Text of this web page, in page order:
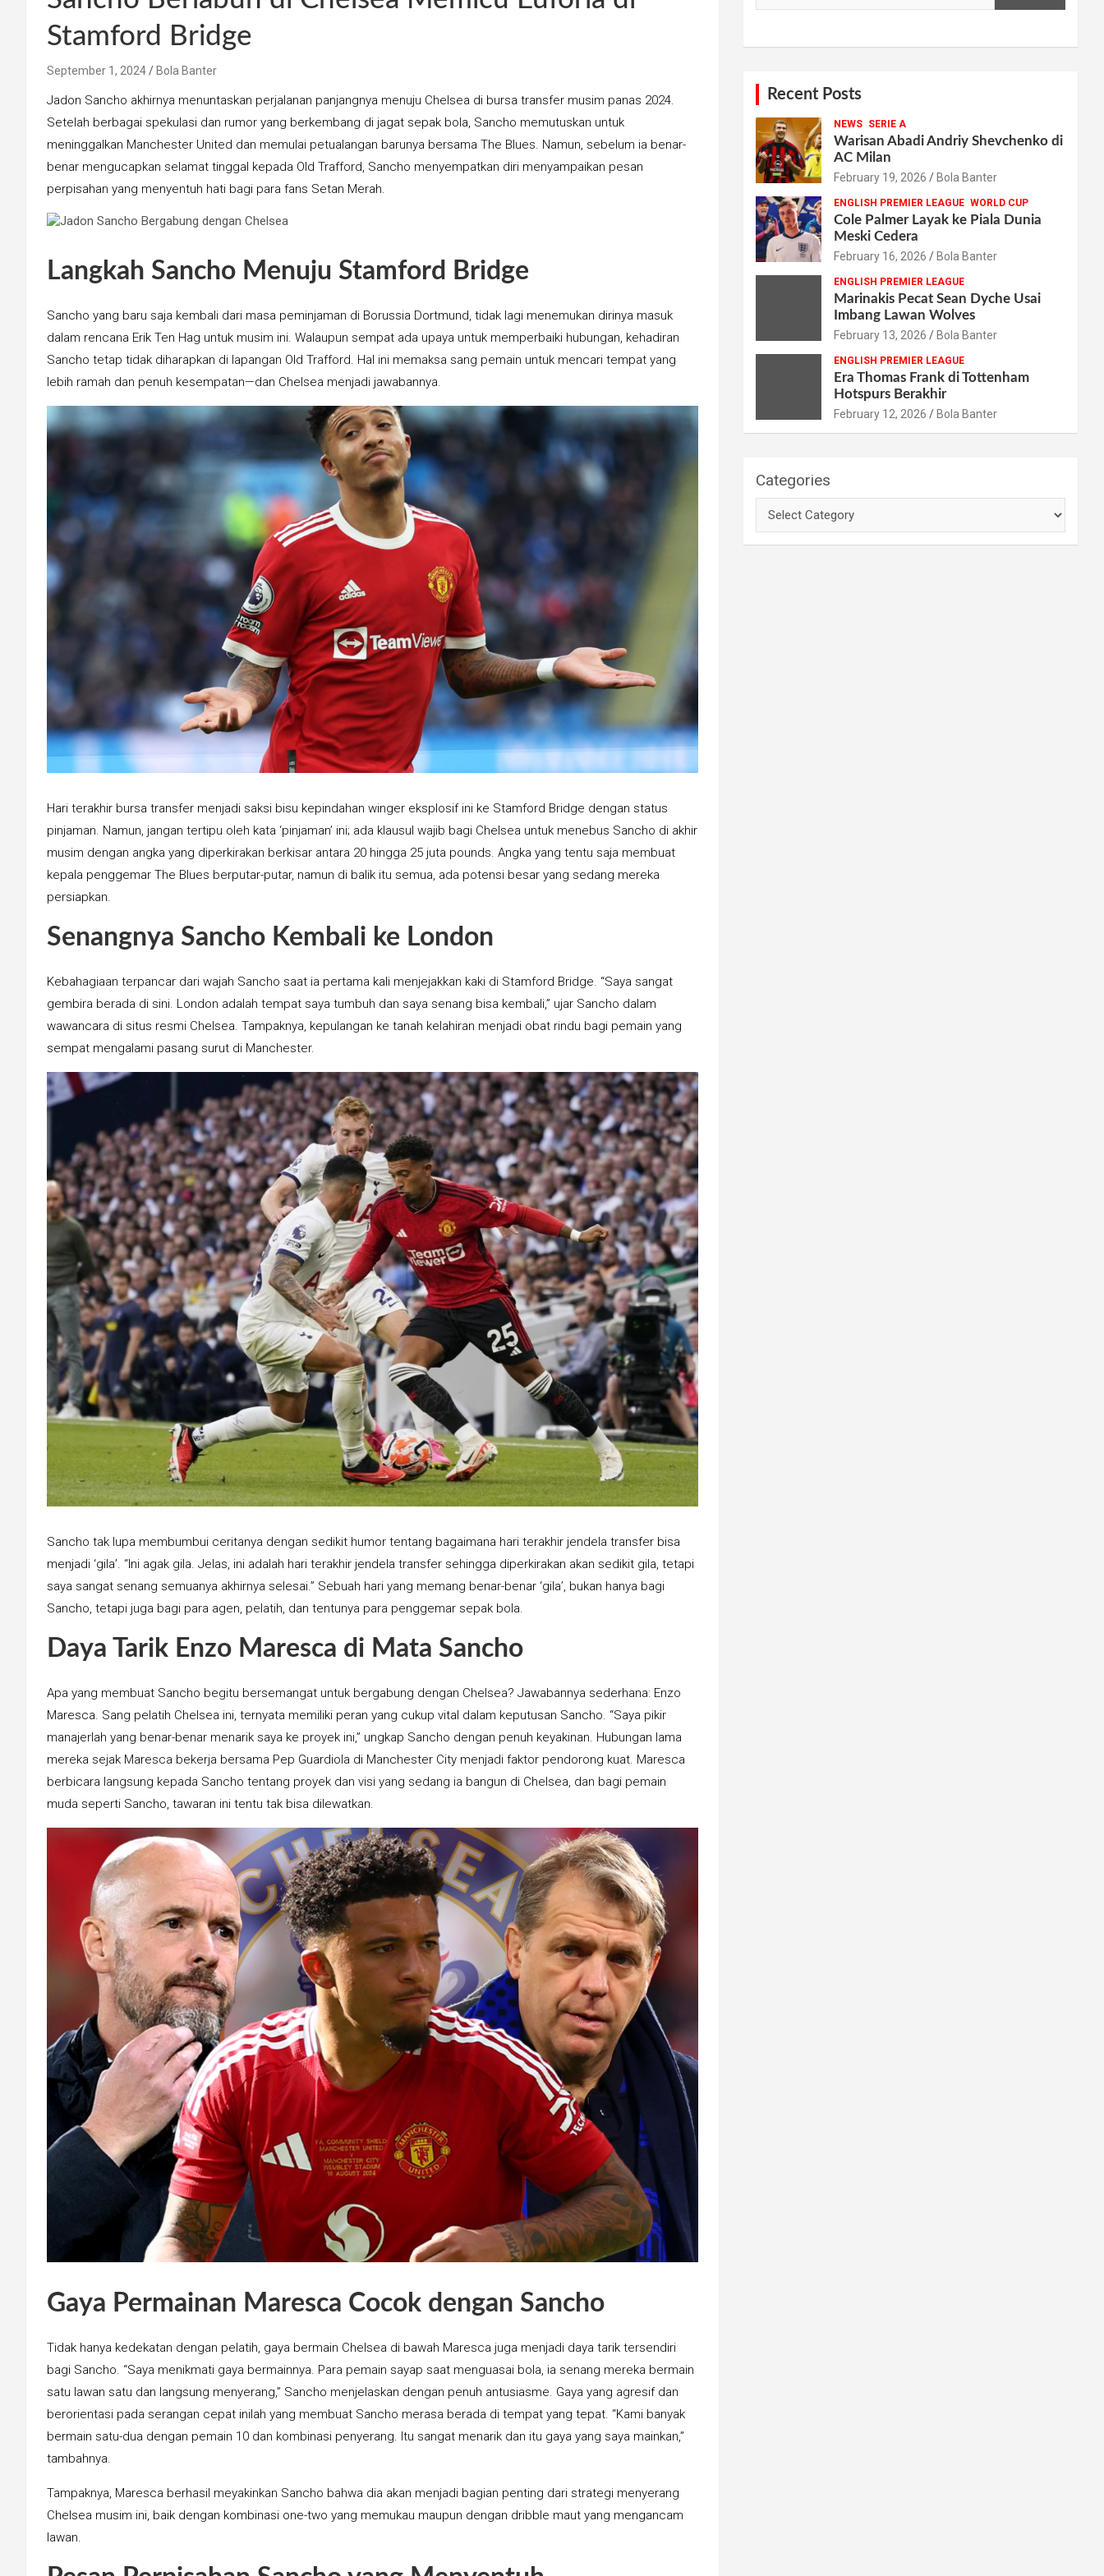
Stamford Bridge
September 1, 2024 Bola Banter
Jadon Sancho akhirnya menuntaskan perjalanan panjangnya menuju Chelsea di bursa transfer musim panas 2024.
Setelah berbagai spekulasi dan rumor yang berkembang di jagat sepak bola, Sancho memutuskan untuk
meninggalkan Manchester United dan memulai petualangan barunya bersama The Blues. Namun, sebelum ia benar-
benar mengucapkan selamat tinggal kepada Old Trafford, Sancho menyempatkan diri menyampaikan pesan
perpisahan yang menyentuh hati bagi para fans Setan Merah.
Langkah Sancho Menuju Stamford Bridge
Sancho yang baru saja kembali dari masa peminjaman di Borussia Dortmund, tidak lagi menemukan dirinya masuk
dalam rencana Erik Ten Hag untuk musim ini. Walaupun sempat ada upaya untuk memperbaiki hubungan, kehadiran
Sancho tetap tidak diharapkan di lapangan Old Trafford. Hal ini memaksa sang pemain untuk mencari tempat yang
lebih ramah dan penuh kesempatan—dan Chelsea menjadi jawabannya.
Hari terakhir bursa transfer menjadi saksi bisu kepindahan winger eksplosif ini ke Stamford Bridge dengan status
pinjaman. Namun, jangan tertipu oleh kata ‘pinjaman’ ini; ada klausul wajib bagi Chelsea untuk menebus Sancho di akhir
musim dengan angka yang diperkirakan berkisar antara 20 hingga 25 juta pounds. Angka yang tentu saja membuat
kepala penggemar The Blues berputar-putar, namun di balik itu semua, ada potensi besar yang sedang mereka
persiapkan.
Senangnya Sancho Kembali ke London
Kebahagiaan terpancar dari wajah Sancho saat ia pertama kali menjejakkan kaki di Stamford Bridge. “Saya sangat
gembira berada di sini. London adalah tempat saya tumbuh dan saya senang bisa kembali,” ujar Sancho dalam
wawancara di situs resmi Chelsea. Tampaknya, kepulangan ke tanah kelahiran menjadi obat rindu bagi pemain yang
sempat mengalami pasang surut di Manchester.
Sancho tak lupa membumbui ceritanya dengan sedikit humor tentang bagaimana hari terakhir jendela transfer bisa
menjadi ‘gila’. “Ini agak gila. Jelas, ini adalah hari terakhir jendela transfer sehingga diperkirakan akan sedikit gila, tetapi
saya sangat senang semuanya akhirnya selesai.” Sebuah hari yang memang benar-benar ‘gila’, bukan hanya bagi
Sancho, tetapi juga bagi para agen, pelatih, dan tentunya para penggemar sepak bola.
Daya Tarik Enzo Maresca di Mata Sancho
Apa yang membuat Sancho begitu bersemangat untuk bergabung dengan Chelsea? Jawabannya sederhana: Enzo
Maresca. Sang pelatih Chelsea ini, ternyata memiliki peran yang cukup vital dalam keputusan Sancho. “Saya pikir
manajerlah yang benar-benar menarik saya ke proyek ini,” ungkap Sancho dengan penuh keyakinan. Hubungan lama
mereka sejak Maresca bekerja bersama Pep Guardiola di Manchester City menjadi faktor pendorong kuat. Maresca
berbicara langsung kepada Sancho tentang proyek dan visi yang sedang ia bangun di Chelsea, dan bagi pemain
muda seperti Sancho, tawaran ini tentu tak bisa dilewatkan.
Gaya Permainan Maresca Cocok dengan Sancho
Tidak hanya kedekatan dengan pelatih, gaya bermain Chelsea di bawah Maresca juga menjadi daya tarik tersendiri
bagi Sancho. “Saya menikmati gaya bermainnya. Para pemain sayap saat menguasai bola, ia senang mereka bermain
satu lawan satu dan langsung menyerang,” Sancho menjelaskan dengan penuh antusiasme. Gaya yang agresif dan
berorientasi pada serangan cepat inilah yang membuat Sancho merasa berada di tempat yang tepat. “Kami banyak
bermain satu-dua dengan pemain 10 dan kombinasi penyerang. Itu sangat menarik dan itu gaya yang saya mainkan,”
tambahnya.
Tampaknya, Maresca berhasil meyakinkan Sancho bahwa dia akan menjadi bagian penting dari strategi menyerang
Chelsea musim ini, baik dengan kombinasi one-two yang memukau maupun dengan dribble maut yang mengancam
lawan.
Recent Posts
NEWS SERIE A
Warisan Abadi Andriy Shevchenko di
AC Milan
February 19, 2026 Bola Banter
ENGLISH PREMIER LEAGUE WORLD CUP
Cole Palmer Layak ke Piala Dunia
Meski Cedera
February 16, 2026 Bola Banter
ENGLISH PREMIER LEAGUE
Marinakis Pecat Sean Dyche Usai
Imbang Lawan Wolves
February 13, 2026 Bola Banter
ENGLISH PREMIER LEAGUE
Era Thomas Frank di Tottenham
Hotspurs Berakhir
February 12, 2026 Bola Banter
Categories